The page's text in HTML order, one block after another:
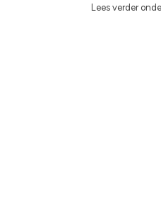
Lees verder